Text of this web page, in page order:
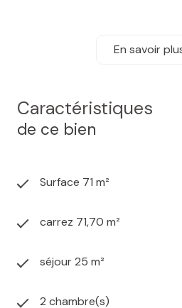
garage complète l'appartement
Résidence très calme et
Nombre de lots : 97 lots dont
Budget trimestriel de
https://tour.previsite.com/
MAIN - Rémi ENTE : 06 25 78
(3,63%) à la charge de
nous. Référence : 307
En savoir
Caractéristiques
de ce bien
Surface 71 m²
carrez 71,70 m²
séjour 25 m²
2 chambre(s)